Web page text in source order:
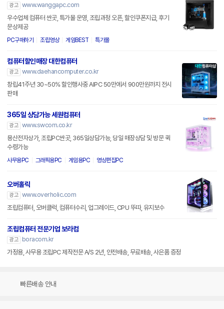
광고 www.wanggapc.com
우수업체 컴퓨터 싼곳, 특가몰 운영, 조립과정 오픈, 할인쿠폰지급, 후기
문상제공
PC구매하기 조립영상 게임BEST 특가몰
컴퓨터할인매장 대한컴퓨터
광고 www.daehancomputer.co.kr
창립41주년 30~50% 할인행사중 AIPC 50만에서 900만원까지 전시
판매
365일 상담가능 세원컴퓨터
광고 www.swcom.co.kr
용산전자상가, 조립PC싼곳, 365일상담가능, 당일 매장상담 및 방문 퀵
수령가능
사무용PC 그래픽용PC 게임용PC 영상편집PC
오버홀릭
광고 www.overholic.com
조립컴퓨터, 오버클럭, 컴퓨터수리, 업그레이드, CPU 뚜따, 유지보수
조립컴퓨터 전문기업 보라컴
광고
boracom.kr
가정용, 사무용 조립PC 제작전문 A/S 2년, 안전배송, 무료배송, 사은품 증정
빠른배송 안내